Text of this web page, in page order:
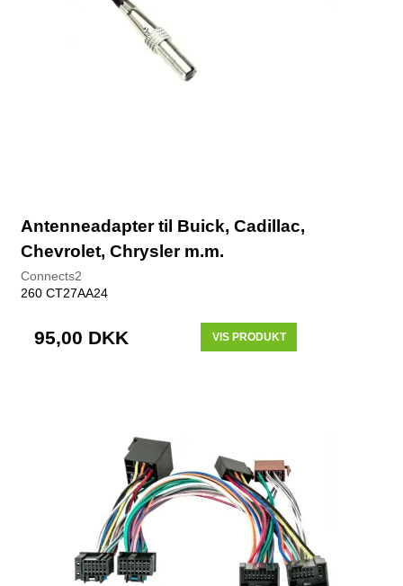
Antenneadapter til Buick, Cadillac,
Chevrolet, Chrysler m.m.
Connects2
260 CT27AA24
95,00 DKK VIS PRODUKT